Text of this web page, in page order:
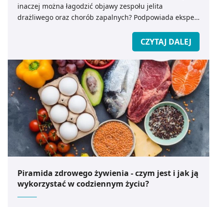
inaczej można łagodzić objawy zespołu jelita
drażliwego oraz chorób zapalnych? Podpowiada ekspert
CZYTAJ DALEJ
Piramida zdrowego żywienia - czym jest i jak ją
wykorzystać w codziennym życiu?